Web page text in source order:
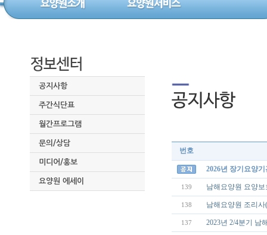
공지사항
주간식단표
월간프로그램
문의/상담
미디어/홍보
요양원 에세이
번호
2026년 장기요양
139 남해요양원 요양
138 남해요양원 조리
137 2023년 2/4분기 남